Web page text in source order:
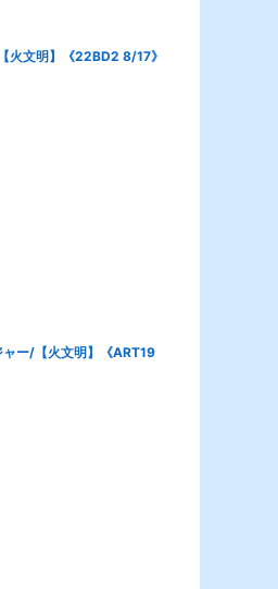
火文明】《22BD2 8/17》
ャー/【火文明】《ART19